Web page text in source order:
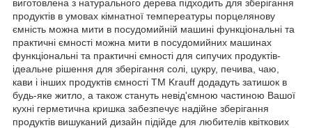
виготовлена з натурального дерева підходить для зберігання
продуктів в умовах кімнатної темпереатуры порцелянову
ємність можна мити в посудомийній машині функціональні та
практичні ємності можна мити в посудомийних машинах
функціональні та практичні ємності для сипучих продуктів-
ідеальне рішення для зберігання солі, цукру, печива, чаю,
кави і інших продуктів ємності TM Krauff додадуть затишок в
будь-яке житло, а також стануть невід'ємною частиною Вашої
кухні герметична кришка забезпечує надійне зберігання
продуктів вишуканий дизайн підійде для любителів квіткових